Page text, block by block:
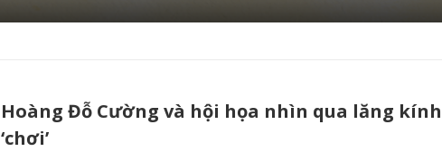
Hoàng Đỗ Cường và hội họa nhìn qua lăng kính
‘chơi’